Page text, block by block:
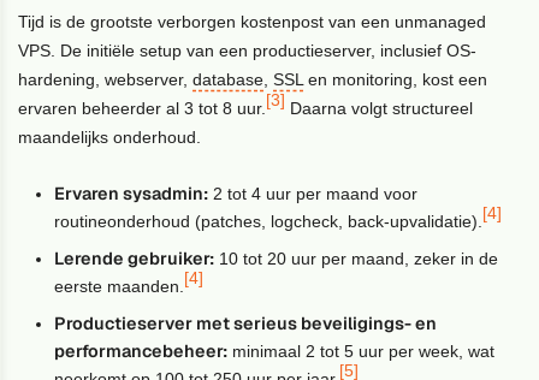
Tijd is de grootste verborgen kostenpost van een unmanaged
VPS. De initiële setup van een productieserver, inclusief OS-
hardening, webserver,database ,SSL en monitoring, kost een
ervaren beheerder al 3 tot 8 uur. [3] Daarna volgt structureel
maandelijks onderhoud.
Ervaren sysadmin: 2 tot 4 uur per maand voor
routineonderhoud (patches, logcheck, back-upvalidatie). [4]
Lerende gebruiker: 10 tot 20 uur per maand, zeker in de
eerste maanden. [4]
Productieserver met serieus beveiligings- en
performancebeheer: minimaal 2 tot 5 uur per week, wat
[5]